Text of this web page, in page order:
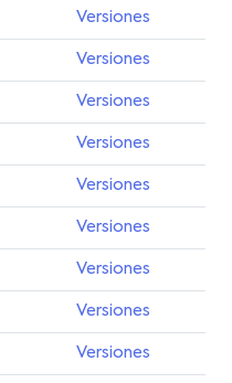
Versiones
Versiones
Versiones
Versiones
Versiones
Versiones
Versiones
Versiones
Versiones